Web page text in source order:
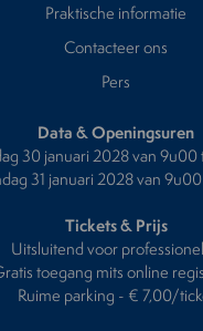
Praktische informatie
Contacteer ons
Pers
Data & Openingsuren
30 januari 2028 van 9u00
31 januari 2028 van
Tickets & Prijs
Uitsluitend voor
toegang mits online
Ruime parking - € 7,00/